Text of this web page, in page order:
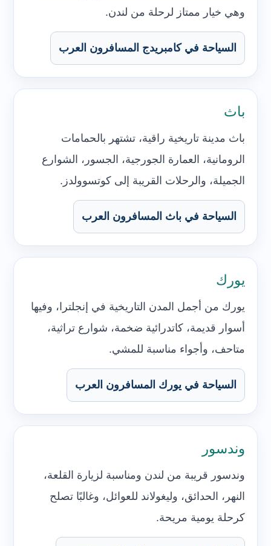
وهي خيار ممتاز لرحلة من لندن.
السياحة في كامبريدج المسافرون العرب
باث
باث مدينة تاريخية راقية، تشتهر بالحمامات
الرومانية، العمارة الجورجية، الجسور، الشوارع
الجميلة، والرحلات القريبة إلى كوتسوولدز.
السياحة في باث المسافرون العرب
يورك
يورك من أجمل المدن التاريخية في إنجلترا، وفيها
أسوار قديمة، كاتدرائية ضخمة، شوارع تراثية،
متاحف، وأجواء مناسبة للمشي.
السياحة في يورك المسافرون العرب
وندسور
وندسور قريبة من لندن ومناسبة لزيارة القلعة،
النهر، الحدائق، وليغولاند للعوائل، وغالبًا تصلح
كرحلة يومية مريحة.